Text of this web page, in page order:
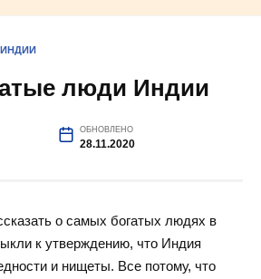
ИНДИИ
люди Индии
ОБНОВЛЕНО
28.11.2020
о самых богатых людях в
к утверждению, что Индия
и нищеты. Все потому, что